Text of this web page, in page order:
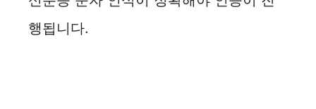
행됩니다.